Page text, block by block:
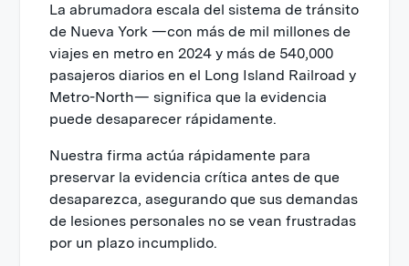
La abrumadora escala del sistema de tránsito
de Nueva York —con más de mil millones de
viajes en metro en 2024 y más de 540,000
pasajeros diarios en el Long Island Railroad y
Metro-North— significa que la evidencia
puede desaparecer rápidamente.
Nuestra firma actúa rápidamente para
preservar la evidencia crítica antes de que
desaparezca, asegurando que sus demandas
de lesiones personales no se vean frustradas
por un plazo incumplido.